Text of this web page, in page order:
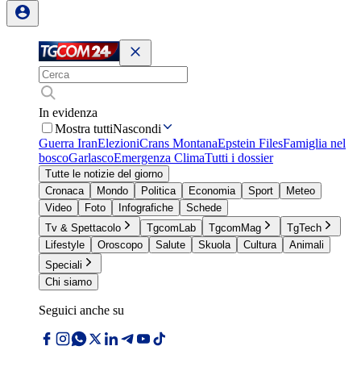
In evidenza
Mostra tuttiNascondi
Guerra IranElezioniCrans MontanaEpstein FilesFamiglia nel
boscoGarlascoEmergenza ClimaTutti i dossier
Tutte le notizie del giorno
Cronaca
Mondo Politica Economia Sport
Meteo
Video
Foto Infografiche
Schede
Tv & Spettacolo
TgcomLab TgcomMag
TgTech
Lifestyle
Oroscopo Salute Skuola Cultura
Animali
Speciali
Chi siamo
Seguici anche su